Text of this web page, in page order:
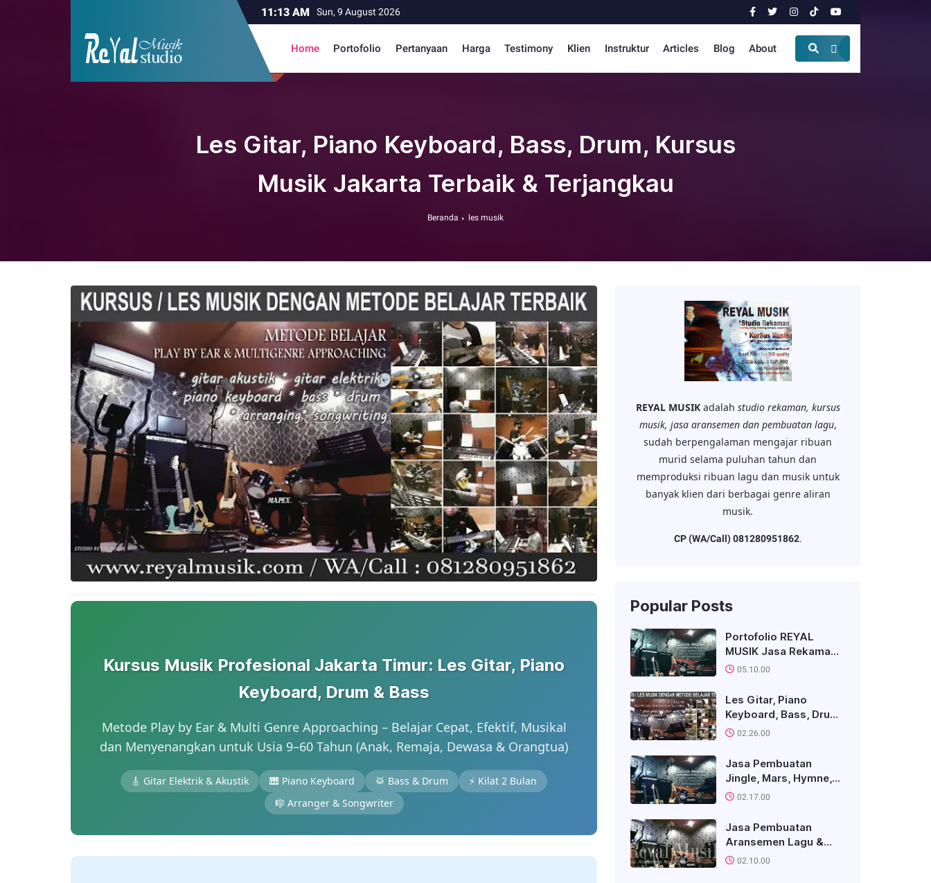
11:13 AM Sun, 9 August 2026
Home Portofolio Pertanyaan Harga Testimony Klien Instruktur Articles Blog About
Les Gitar, Piano Keyboard, Bass, Drum, Kursus
Musik Jakarta Terbaik & Terjangkau
Beranda les musik
Kursus Musik Profesional Jakarta Timur: Les Gitar, Piano
Keyboard, Drum & Bass
Metode Play by Ear & Multi Genre Approaching – Belajar Cepat, Efektif, Musikal
dan Menyenangkan untuk Usia 9–60 Tahun (Anak, Remaja, Dewasa & Orangtua)
🎸 Gitar Elektrik & Akustik 🎹 Piano Keyboard 🥁 Bass & Drum
⚡ Kilat 2 Bulan
🎼 Arranger & Songwriter
REYAL MUSIKadalah studio rekaman, kursus
musik, jasa aransemen dan pembuatan lagu,
sudah berpengalaman mengajar ribuan
murid selama puluhan tahun dan
memproduksi ribuan lagu dan musik untuk
banyak klien dari berbagai genre aliran
musik.
CP (WA/Call) 081280951862.
Popular Posts
Portofolio REYAL
MUSIK Jasa Rekaman,
Aransemen Musik Dan
(Sample Produk)
05.10.00
Les Gitar, Piano
Keyboard, Bass, Drum,
Kursus Musik Jakarta
02.26.00
Jasa Pembuatan
Jingle, Mars, Hymne,
Soundtrack,
02.17.00
Jasa Pembuatan
Aransemen Lagu &
Musik ( Offline / Online
02.10.00